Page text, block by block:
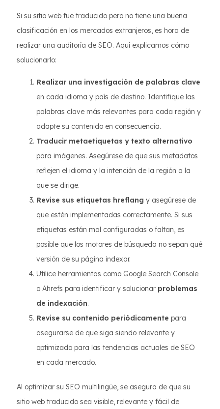
Si su sitio web fue traducido pero no tiene una buena
clasificación en los mercados extranjeros, es hora de
realizar una auditoría de SEO. Aquí explicamos cómo
solucionarlo:
Realizar una investigación de palabras clave
en cada idioma y país de destino. Identifique las
palabras clave más relevantes para cada región y
adapte su contenido en consecuencia.
Traducir metaetiquetas y texto alternativo
para imágenes. Asegúrese de que sus metadatos
reflejen el idioma y la intención de la región a la
que se dirige.
Revise sus etiquetas hreflang y asegúrese de
que estén implementadas correctamente. Si sus
etiquetas están mal configuradas o faltan, es
posible que los motores de búsqueda no sepan qué
versión de su página indexar.
Utilice herramientas como Google Search Console
o Ahrefs para identificar y solucionar problemas
de indexación.
Revise su contenido periódicamente para
asegurarse de que siga siendo relevante y
optimizado para las tendencias actuales de SEO
en cada mercado.
Al optimizar su SEO multilingüe, se asegura de que su
sitio web traducido sea visible, relevante y fácil de